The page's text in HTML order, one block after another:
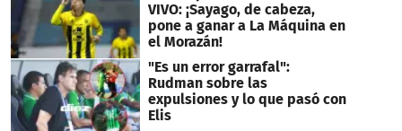
VIVO: ¡Sayago, de cabeza,
pone a ganar a La Máquina en
el Morazán!
"Es un error garrafal":
Rudman sobre las
expulsiones y lo que pasó con
Elis